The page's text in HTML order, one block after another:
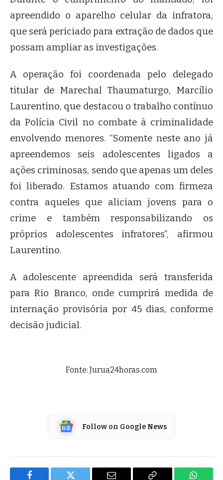
apreendido o aparelho celular da infratora,
que será periciado para extração de dados que
possam ampliar as investigações.
A operação foi coordenada pelo delegado
titular de Marechal Thaumaturgo, Marcílio
Laurentino, que destacou o trabalho contínuo
da Polícia Civil no combate à criminalidade
envolvendo menores. “Somente neste ano já
apreendemos seis adolescentes ligados a
ações criminosas, sendo que apenas um deles
foi liberado. Estamos atuando com firmeza
contra aqueles que aliciam jovens para o
crime e também responsabilizando os
próprios adolescentes infratores”, afirmou
Laurentino.
A adolescente apreendida será transferida
para Rio Branco, onde cumprirá medida de
internação provisória por 45 dias, conforme
decisão judicial.
Fonte: Jurua24horas.com
Follow on Google News